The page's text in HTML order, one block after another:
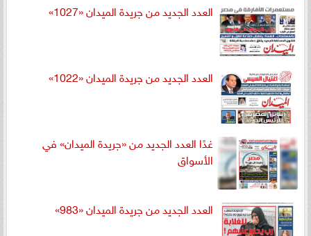
العدد الجديد من جريدة الميدان «1027»
العدد الجديد من جريدة الميدان «1022»
غدًا العدد الجديد من «جريدة الميدان» في
الأسواق
العدد الجديد من جريدة الميدان «983»